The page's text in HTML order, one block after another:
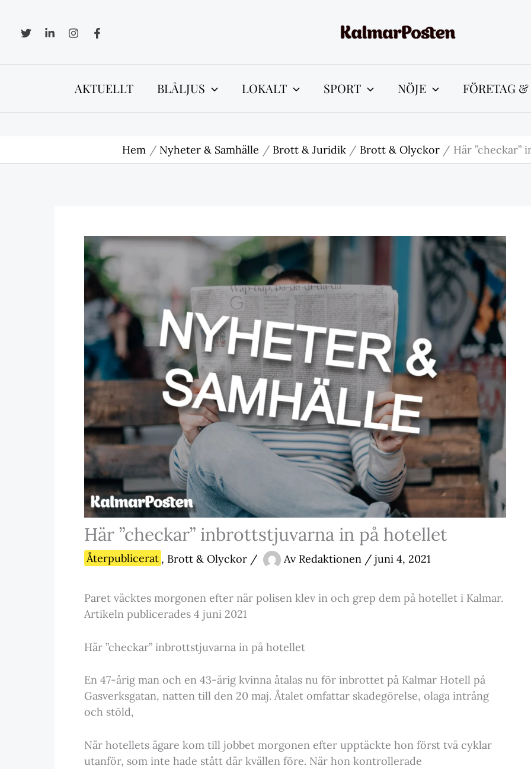
innehåll
AKTUELLT BLÅLJUS LOKALT SPORT NÖJE FÖRETAG
Hem Nyheter & Samhälle Brott & Juridik Brott & Olyckor Här
Här ”checkar” inbrottstjuvarna in på hotellet
Återpublicerat , Brott & Olyckor / Av Redaktionen / juni 4, 2021
Paret väcktes morgonen efter när polisen klev in och grep dem på hotellet i Kalmar.
Artikeln publicerades 4 juni 2021
Här ”checkar” inbrottstjuvarna in på hotellet
En 47-årig man och en 43-årig kvinna åtalas nu för inbrottet på Kalmar Hotell på
Gasverksgatan, natten till den 20 maj. Åtalet omfattar skadegörelse, olaga intrång
och stöld,
När hotellets ägare kom till jobbet morgonen efter upptäckte hon först två cyklar
utanför, som inte hade stått där kvällen före. När hon kontrollerade